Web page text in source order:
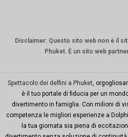
australia
Città di
New
York
TWD
Disclaimer: Questo sito web non è il
Phuket. È un sito web
Spettacolo dei delfini a Phuket ,
è il tuo portale di fiducia per un
divertimento in famiglia. Con milioni di
competenza le migliori esperienze a
la tua giornata sia piena di